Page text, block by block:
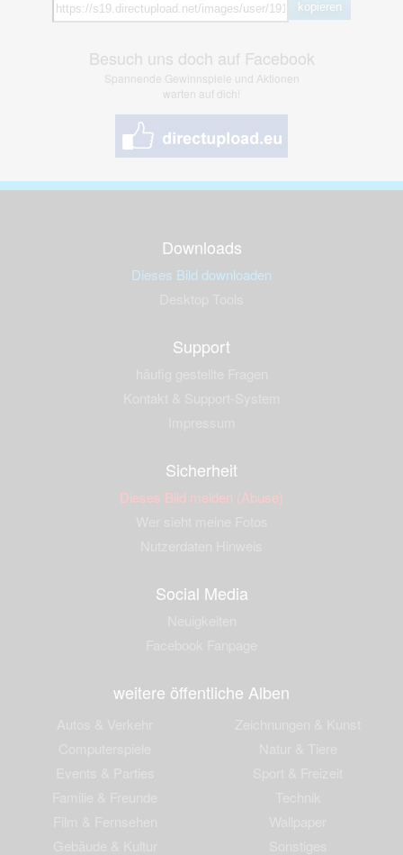
kopieren
Besuch uns doch auf Facebook
Spannende Gewinnspiele und Aktionen
warten auf dich!
Downloads
Dieses Bild downloaden
Support
Sicherheit
Dieses Bild melden (Abuse)
Social Media
weitere öffentliche Alben